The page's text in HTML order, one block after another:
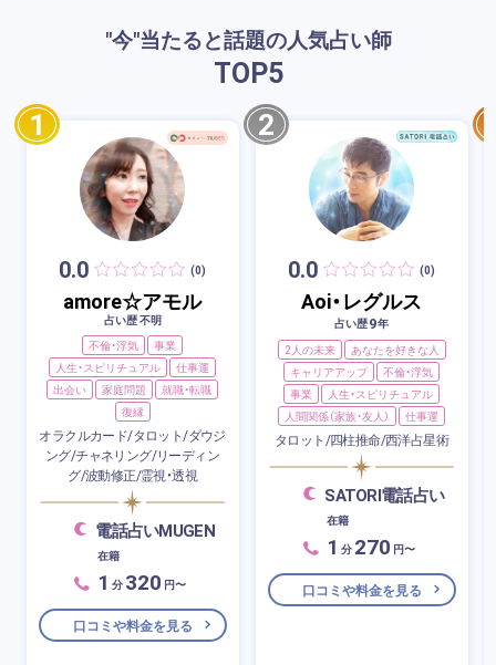
"今"当たると話題の人気占い師
TOP5
1
0.0 (0)
amore☆アモル
占い歴 不明
不倫・浮気
事業
人生・スピリチュアル
仕事運
出会い
家庭問題
就職・転職
復縁
オラクルカード/タロット/ダウジ
ング/チャネリング/リーディン
グ/波動修正/霊視・透視
電話占いMUGEN
在籍
1 分 320 円〜
口コミや料金を見る
2
0.0 (0)
Aoi・レグルス
占い歴9年
2人の未来
あなたを好きな人
キャリアアップ
不倫・浮気
事業
人生・スピリチュアル
人間関係（家族・友人）
仕事運
タロット/四柱推命/西洋占星術
SATORI電話占い
在籍
1 分 270 円〜
口コミや料金を見る